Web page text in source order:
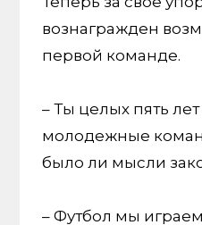
вознагражден
первой команде.
– Ты целых пять лет
молодежные
было ли мысли
– Футбол мы